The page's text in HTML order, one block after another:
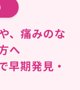
、痛みのな
へ
早期発見・